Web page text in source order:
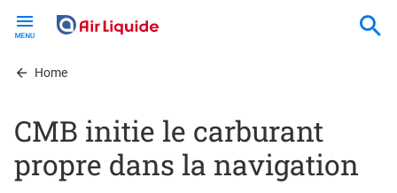
contentHome
CMB initie le carburant
propre dans la navigation